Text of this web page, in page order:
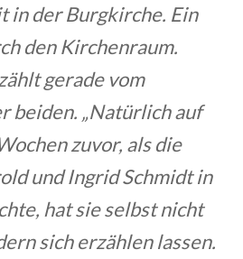
in der Burgkirche. Ein
den Kirchenraum.
gerade vom
beiden. „Natürlich auf
zuvor, als die
und Ingrid Schmidt in
hat sie selbst nicht
sich erzählen lassen.